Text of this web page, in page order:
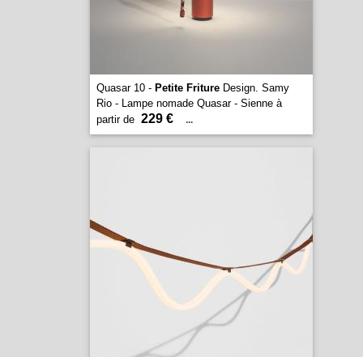
Quasar 10 - Petite FritureDesign. Samy
Rio - Lampe nomade Quasar - Sienne à
partir de 229 € ...